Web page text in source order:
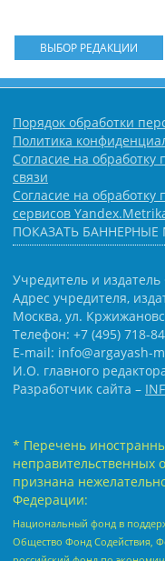
ВЫБОР РЕДАКЦИИ
Порядок обработки
Политика
Согласие на
связи
Согласие на
сервисов
ПОКАЗАТЬ БАННЕРНЫЕ
Учредитель и
Адрес учредителя,
Москва, ул.
Телефон: +7 (495) 718-
E-mail: info@argayash-
И.О. главного
Разработчик сайта –
* Перечень
неправительственных
признана
Федерации:
Национальный фонд в
Общество Фонд Содействия,